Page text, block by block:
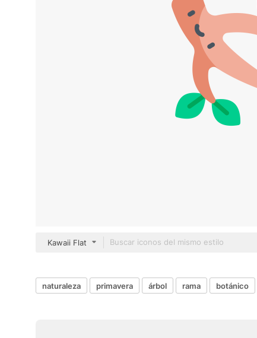
Kawaii Flat
naturaleza primavera árbol rama botánico